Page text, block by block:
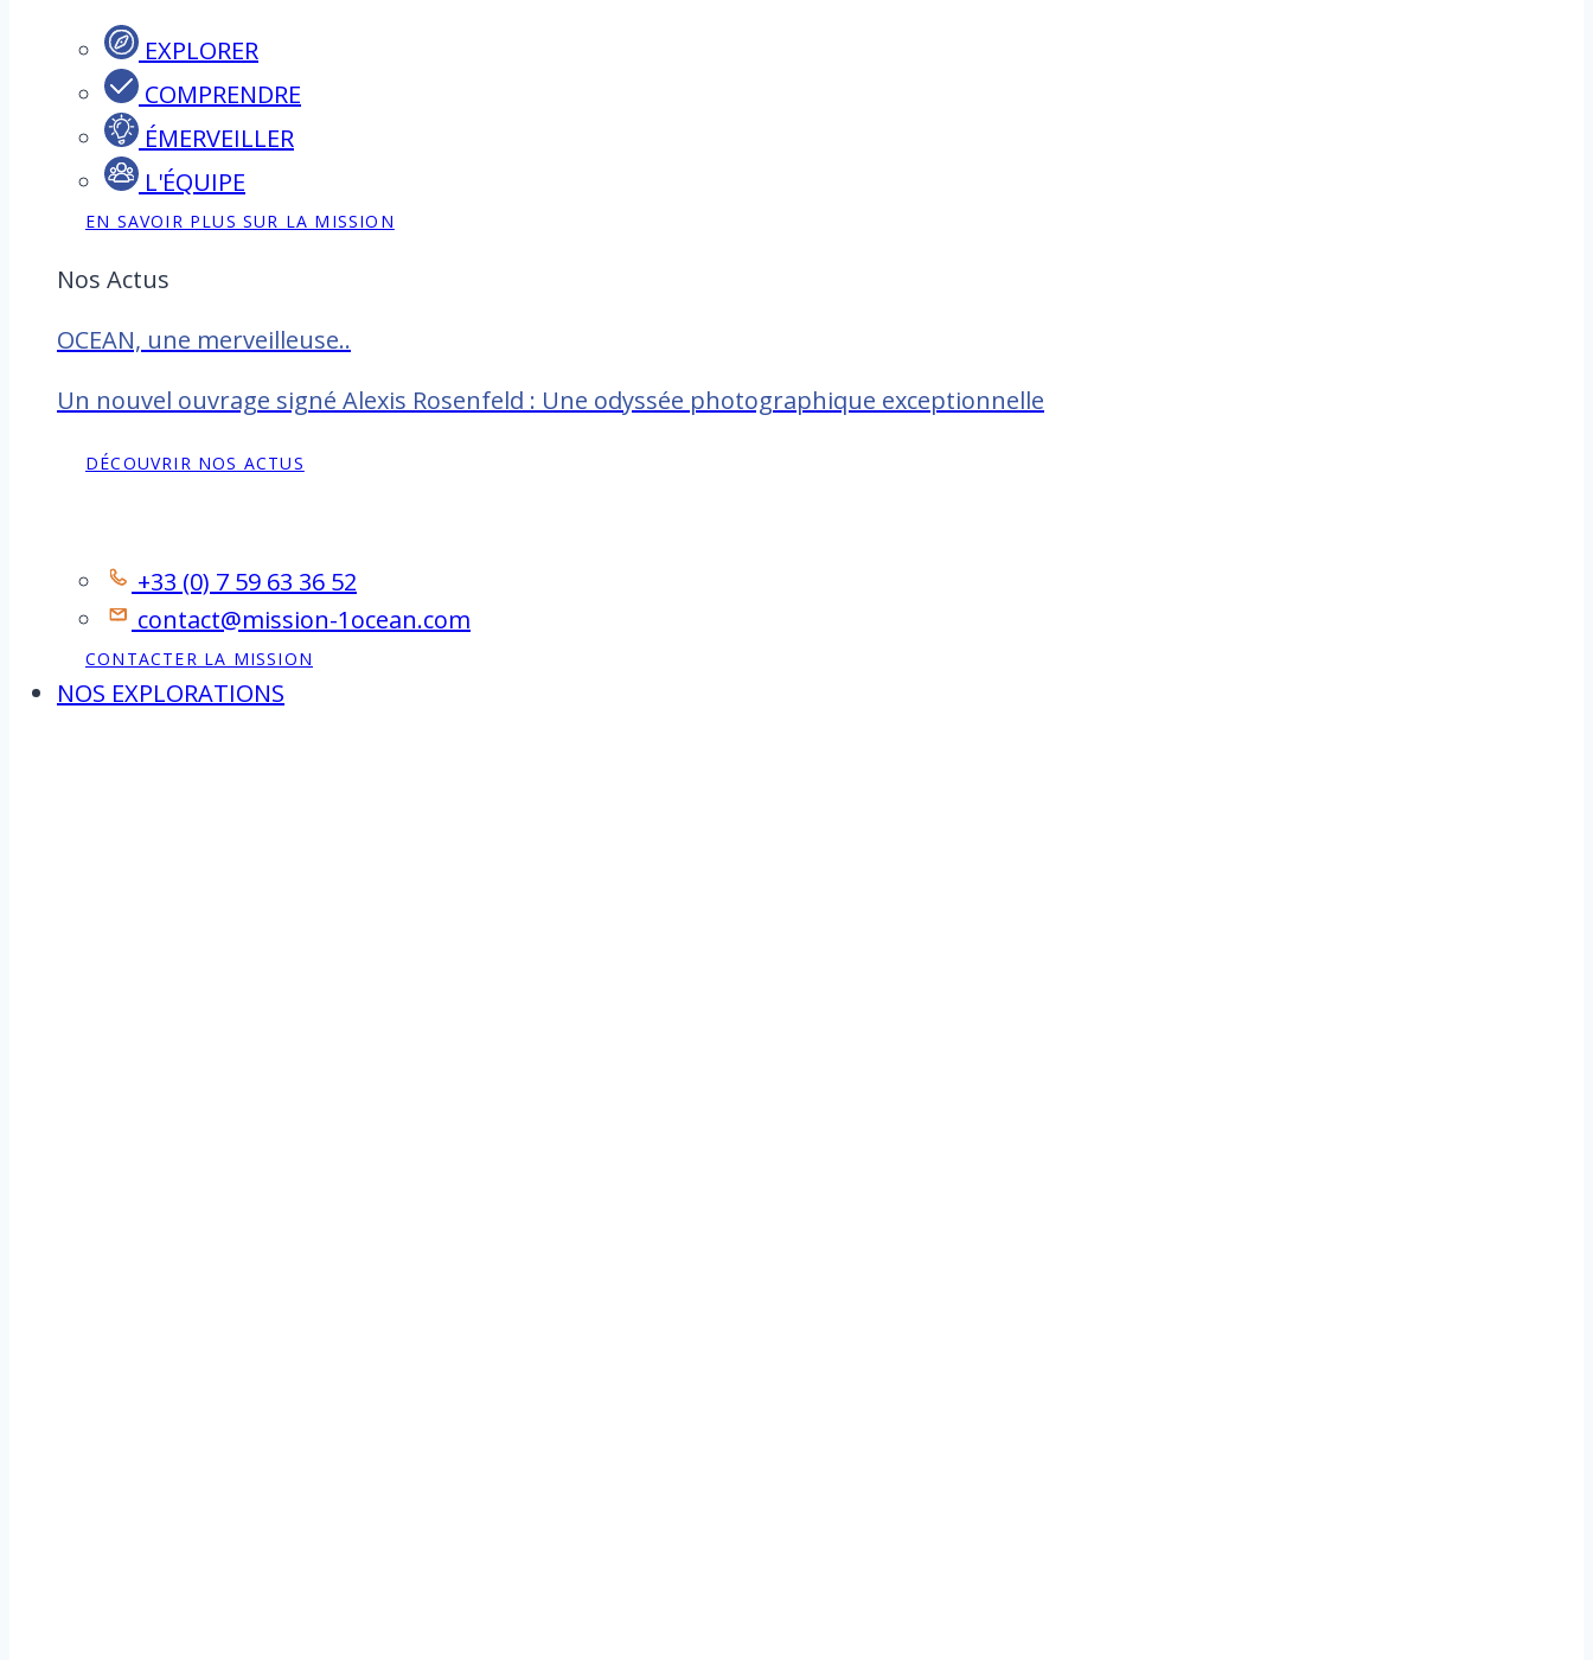
EXPLORER
COMPRENDRE
ÉMERVEILLER
L'ÉQUIPE
EN SAVOIR PLUS SUR LA MISSION
Nos Actus
OCEAN, une merveilleuse..
Un nouvel ouvrage signé Alexis Rosenfeld : Une odyssée photographique exceptionnelle
DÉCOUVRIR NOS ACTUS
+33 (0) 7 59 63 36 52
contact@mission-1ocean.com
CONTACTER LA MISSION
NOS EXPLORATIONS